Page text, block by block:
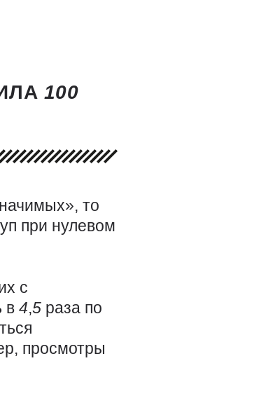
100
то
при нулевом
с
в 4,5 раза по
просмотры